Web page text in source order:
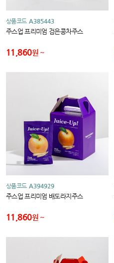
상품코드 A385443
주스업 프리미엄 검은콩차주스
11,860원
상품코드 A394929
주스업 프리미엄 배도라지주스
11,860원